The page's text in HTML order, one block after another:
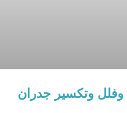
وفلل وتكسير جدران